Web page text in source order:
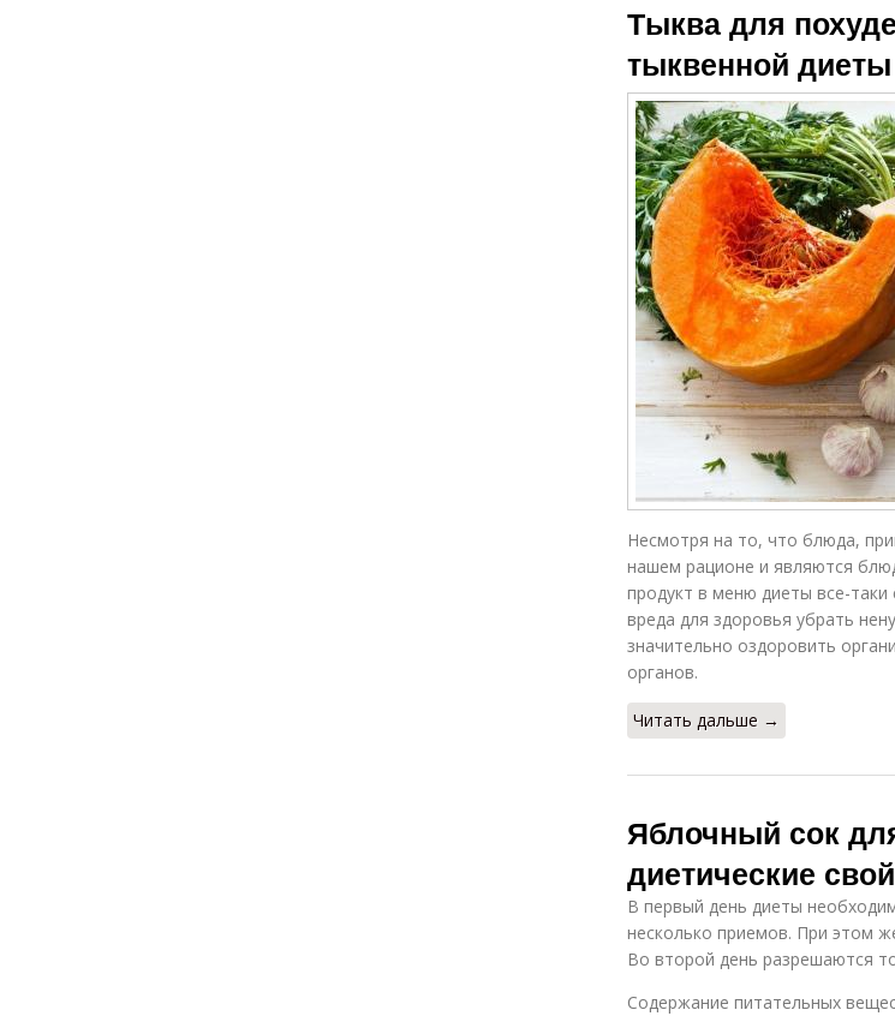
Тыква для
тыквенной диеты
Несмотря на то, что блюда,
нашем рационе и являются
продукт в меню диеты все-
вреда для здоровья убрать
значительно оздоровить
органов.
Читать дальше →
Яблочный сок
диетические
В первый день диеты
несколько приемов. При этом
Во второй день разрешаются
Содержание питательных